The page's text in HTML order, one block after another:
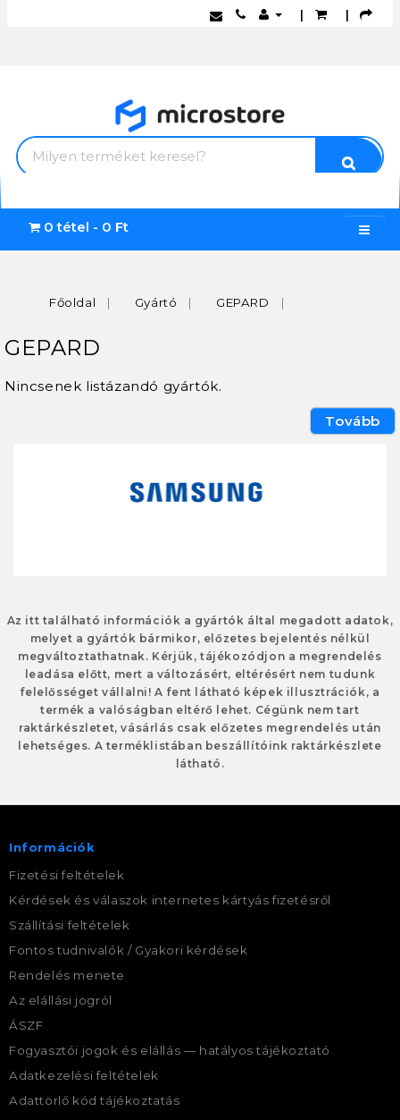
| |
0 tétel - 0 Ft
Főoldal Gyártó GEPARD
GEPARD
Nincsenek listázandó gyártók.
Tovább
Az itt található információk a gyártók által megadott adatok,
melyet a gyártók bármikor, előzetes bejelentés nélkül
megváltoztathatnak. Kérjük, tájékozódjon a megrendelés
leadása előtt, mert a változásért, eltérésért nem tudunk
felelősséget vállalni! A fent látható képek illusztrációk, a
termék a valóságban eltérő lehet. Cégünk nem tart
raktárkészletet, vásárlás csak előzetes megrendelés után
lehetséges. A terméklistában beszállítóink raktárkészlete
látható.
Információk
Fizetési feltételek
Kérdések és válaszok internetes kártyás fizetésről
Szállítási feltételek
Fontos tudnivalók / Gyakori kérdések
Rendelés menete
Az elállási jogról
ÁSZF
Fogyasztói jogok és elállás — hatályos tájékoztató
Adatkezelési feltételek
Adattörlő kód tájékoztatás